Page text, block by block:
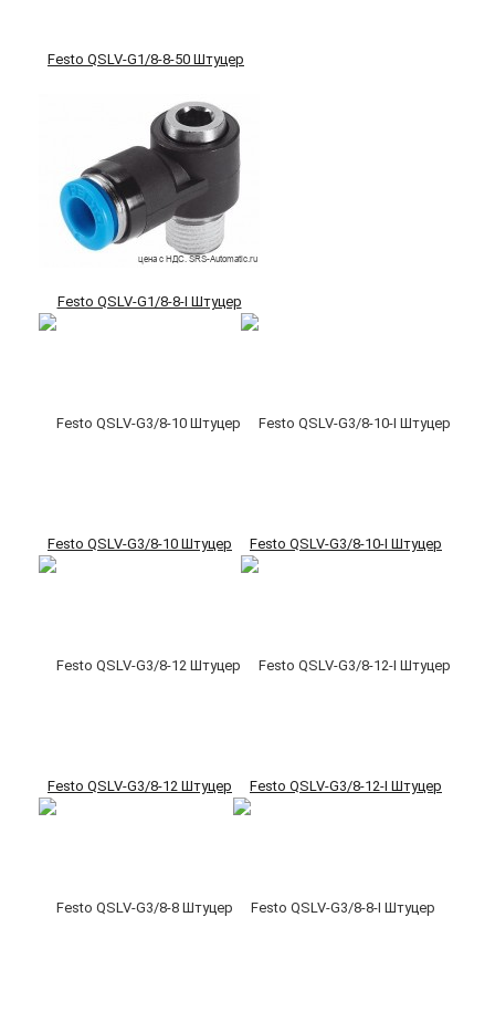
Festo QSLV-G1/8-8-50 Штуцер
Festo QSLV-G1/8-8-I Штуцер
Festo QSLV-G3/8-10 Штуцер Festo QSLV-G3/8-10-I Штуцер
Festo QSLV-G3/8-12 Штуцер Festo QSLV-G3/8-12-I Штуцер